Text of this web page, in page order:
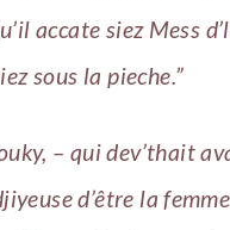
accate siez Mess
sous la pieche.”
– qui dev’thait
d’être la